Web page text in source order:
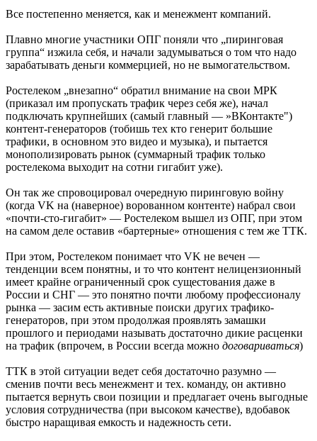
Все постепенно меняется, как и менежмент компаний.
Плавно многие участники ОПГ поняли что „пиринговая
группа“ изжила себя, и начали задумываться о том что надо
зарабатывать деньги коммерцией, но не вымогательством.
Ростелеком „внезапно“ обратил внимание на свои МРК
(приказал им пропускать трафик через себя же), начал
подключать крупнейших (самый главный — »ВКонтакте")
контент-генераторов (тобишь тех кто генерит большие
трафики, в основном это видео и музыка), и пытается
монополизировать рынок (суммарный трафик только
ростелекома выходит на сотни гигабит уже).
Он так же спровоцировал очередную пиринговую войну
(когда VK на (наверное) ворованном контенте) набрал свои
«почти-сто-гигабит» — Ростелеком вышел из ОПГ, при этом
на самом деле оставив «бартерные» отношения с тем же ТТК.
При этом, Ростелеком понимает что VK не вечен —
тенденции всем понятны, и то что контент нелицензионный
имеет крайне ограниченный срок сущестования даже в
России и СНГ — это понятно почти любому профессионалу
рынка — засим есть активные поиски других трафико-
генераторов, при этом продолжая проявлять замашки
прошлого и периодами называть достаточно дикие расценки
на трафик (впрочем, в России всегда можно договариваться)
ТТК в этой ситуации ведет себя достаточно разумно —
сменив почти весь менежмент и тех. команду, он активно
пытается вернуть свои позиции и предлагает очень выгодные
условия сотрудничества (при высоком качестве), вдобавок
быстро наращивая емкость и надежность сети.